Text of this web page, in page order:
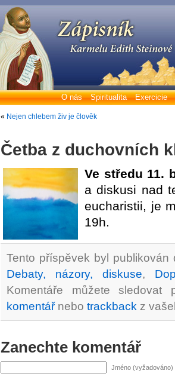
O nás Spiritualita Exercicie
« Nejen chlebem živ je člověk
Četba z duchovních
Ve středu 11.
a diskusi nad
eucharistii, je
19h.
Tento příspěvek byl
Debaty, názory, diskuse,
Komentáře můžete
komentářnebo trackback z
Zanechte komentář
Jméno (vyžadováno)